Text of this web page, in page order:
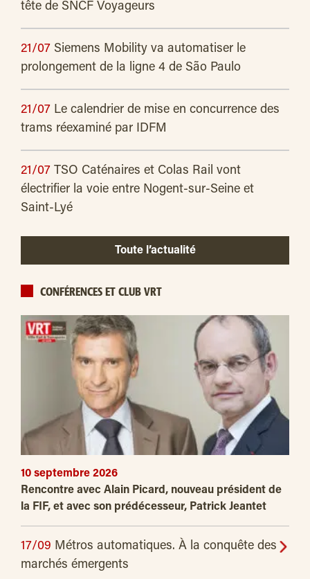
tête de SNCF Voyageurs
21/07 Siemens Mobility va automatiser le
prolongement de la ligne 4 de São Paulo
21/07 Le calendrier de mise en concurrence des
trams réexaminé par IDFM
21/07 TSO Caténaires et Colas Rail vont
électrifier la voie entre Nogent-sur-Seine et
Saint-Lyé
Toute l’actualité
CONFÉRENCES ET CLUB VRT
10 septembre 2026
Rencontre avec Alain Picard, nouveau président de
la FIF, et avec son prédécesseur, Patrick Jeantet
17/09 Métros automatiques. À la conquête des
marchés émergents